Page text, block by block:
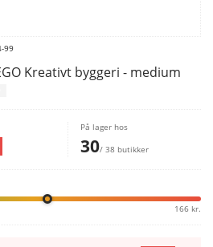
99
Kreativt byggeri - medium
På lager hos
30/ 38 butikker
166 kr.